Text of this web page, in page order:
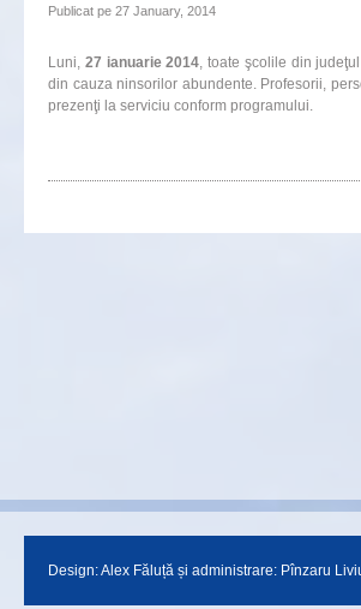
Publicat pe 27 January, 2014
Luni, 27 ianuarie 2014, toate şcolile din
din cauza ninsorilor abundente. Profesorii,
prezenţi la serviciu conform programului.
Design:Alex Făluță și administrare: Pînzaru